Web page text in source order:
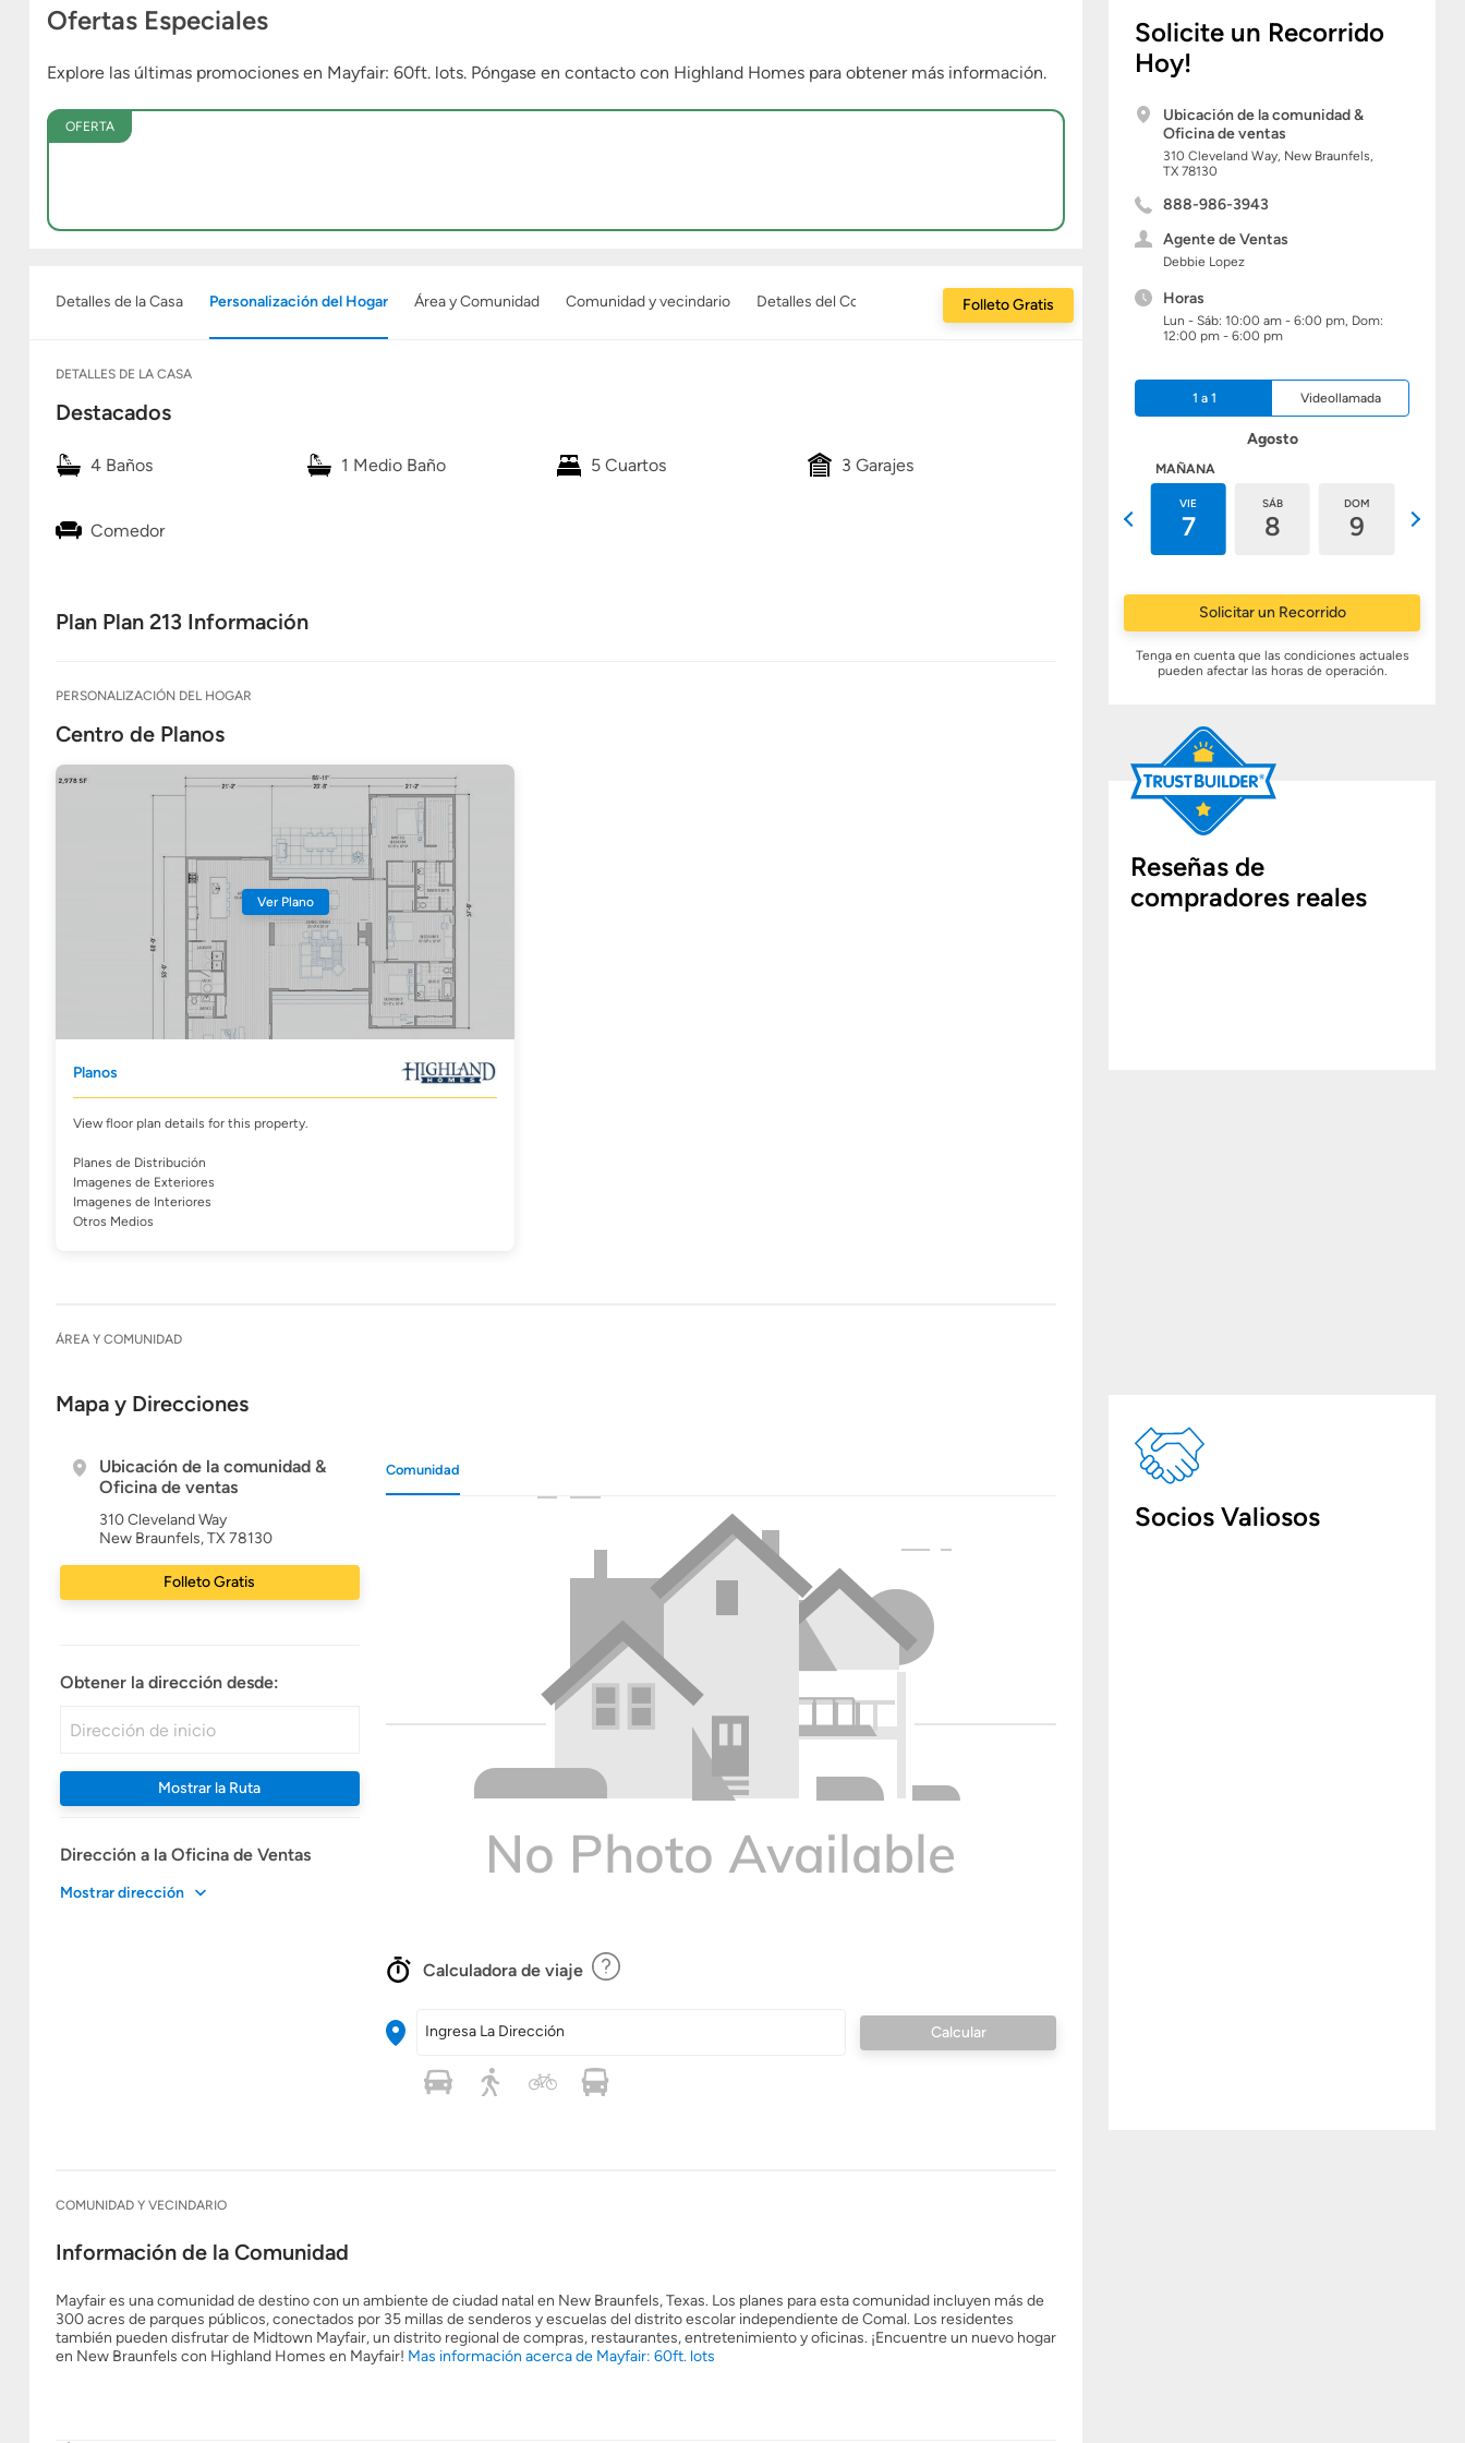
Solicite un Recorrido
Hoy!
Ubicación de la comunidad &
Oficina de ventas
310 Cleveland Way, New Braunfels,
TX 78130
888-986-3943
Agente de Ventas
Debbie Lopez
Horas
Lun - Sáb: 10:00 am - 6:00 pm, Dom:
12:00 pm - 6:00 pm
1 a 1 Videollamada
Agosto
MAÑANA
VIE
7
SÁB
8
DOM
9
Solicitar un Recorrido
Tenga en cuenta que las condiciones actuales
pueden afectar las horas de operación.
Reseñas de
compradores reales
Socios Valiosos
Ofertas Especiales
Explore las últimas promociones en Mayfair: 60ft. lots. Póngase en contacto con Highland Homes para obtener más información.
OFERTA
Detalles de la Casa Personalización del Hogar Área y Comunidad Comunidad y vecindario Detalles del Constructor Folleto Gratis
DETALLES DE LA CASA
Destacados
4 Baños 1 Medio Baño 5 Cuartos 3 Garajes
Comedor
Plan Plan 213 Información
PERSONALIZACIÓN DEL HOGAR
Centro de Planos
Ver Plano
Planos
View floor plan details for this property.
Planes de Distribución
Imagenes de Exteriores
Imagenes de Interiores
Otros Medios
ÁREA Y COMUNIDAD
Mapa y Direcciones
Ubicación de la comunidad &
Oficina de ventas
310 Cleveland Way
New Braunfels, TX 78130
Folleto Gratis
Obtener la dirección desde:
Mostrar la Ruta
Dirección a la Oficina de Ventas
Mostrar dirección
Comunidad
Calculadora de viaje
Ingresa La Dirección
COMUNIDAD Y VECINDARIO
Información de la Comunidad
Mayfair es una comunidad de destino con un ambiente de ciudad natal en New Braunfels, Texas. Los planes para esta comunidad incluyen más de
300 acres de parques públicos, conectados por 35 millas de senderos y escuelas del distrito escolar independiente de Comal. Los residentes
también pueden disfrutar de Midtown Mayfair, un distrito regional de compras, restaurantes, entretenimiento y oficinas. ¡Encuentre un nuevo hogar
en New Braunfels con Highland Homes en Mayfair! Mas información acerca de Mayfair: 60ft. lots